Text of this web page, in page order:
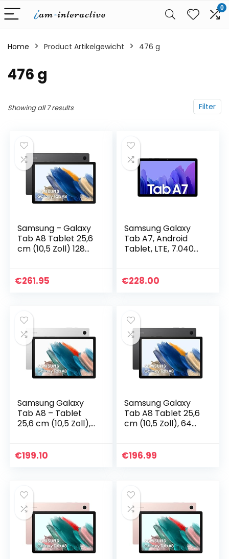
0
Home Product Artikelgewicht ‎476 g
‎476 g
Filter
Showing all 7 results
Samsung – Galaxy
Tab A8 Tablet 25,6
cm (10,5 Zoll) 128
Version) (die
€261.95
Samsung Galaxy
Tab A7, Android
Tablet, LTE, 7.040
Lautsprecher, 32
€228.00
Samsung Galaxy
Tab A8 – Tablet
25,6 cm (10,5 Zoll),
Silber (spanische
€199.10
Samsung Galaxy
Tab A8 Tablet 25,6
cm (10,5 Zoll), 64
(spanische
€196.99